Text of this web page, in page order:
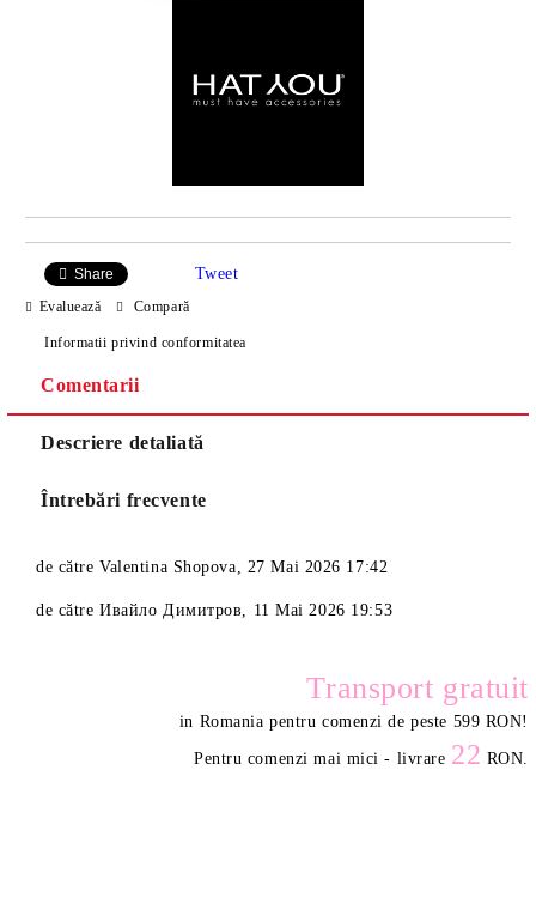
Share Tweet
Evaluează Compară
Informatii privind conformitatea
Comentarii
Descriere detaliată
Întrebări frecvente
de cătreValentina Shopova 27 Mai 2026 17:42
de cătreИвайло Димитров 11 Mai 2026 19:53
Transport gratuit
in Romania pentru comenzi de peste 599 RON!
Pentru comenzi mai mici - livrare 22 RON.